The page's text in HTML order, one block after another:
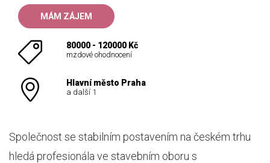
MÁM ZÁJEM
80000 - 120000 Kč
mzdové ohodnocení
Hlavní město Praha
a další 1
Společnost se stabilním postavením na českém trhu
hledá profesionála ve stavebním oboru s